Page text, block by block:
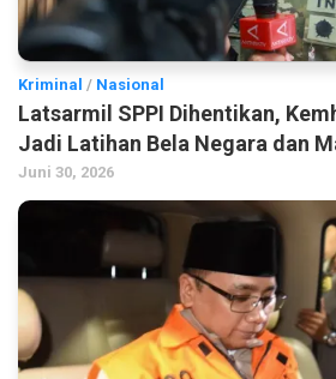
Kriminal / Nasional
Latsarmil SPPI Dihentikan,
Jadi Latihan Bela Negara dan
Juni 30, 2026